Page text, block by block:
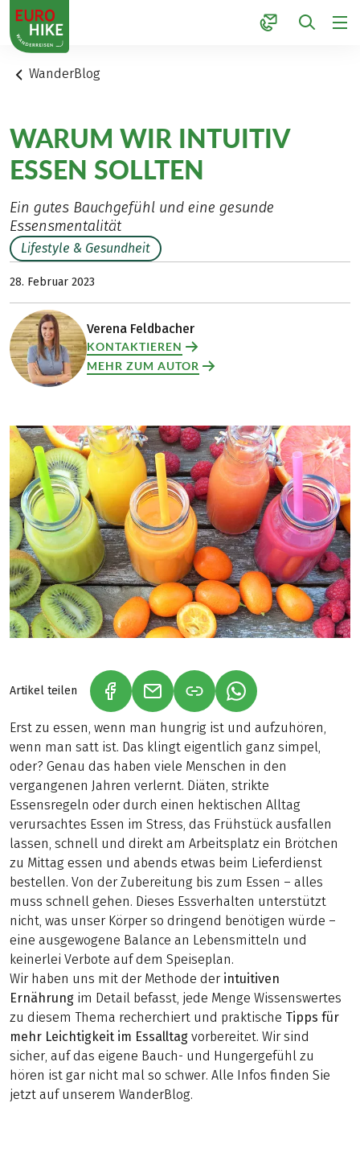
1
WanderBlog
WARUM WIR INTUITIV
ESSEN SOLLTEN
Ein gutes Bauchgefühl und eine gesunde
Essensmentalität
Lifestyle & Gesundheit
28. Februar 2023
Verena Feldbacher
KONTAKTIEREN
MEHR ZUM AUTOR
Artikel teilen (LINK ÖFFNET IN NEUEM TAB)
(LINK ÖFFNET IN NEUEM TAB)
(LINK ÖFFNET IN
Erst zu essen, wenn man hungrig ist und aufzuhören,
wenn man satt ist. Das klingt eigentlich ganz simpel,
oder? Genau das haben viele Menschen in den
vergangenen Jahren verlernt. Diäten, strikte
Essensregeln oder durch einen hektischen Alltag
verursachtes Essen im Stress, das Frühstück ausfallen
lassen, schnell und direkt am Arbeitsplatz ein Brötchen
zu Mittag essen und abends etwas beim Lieferdienst
bestellen. Von der Zubereitung bis zum Essen – alles
muss schnell gehen. Dieses Essverhalten unterstützt
nicht, was unser Körper so dringend benötigen würde –
eine ausgewogene Balance an Lebensmitteln und
keinerlei Verbote auf dem Speiseplan.
Wir haben uns mit der Methode der intuitiven
Ernährung im Detail befasst, jede Menge Wissenswertes
zu diesem Thema recherchiert und praktische Tipps für
mehr Leichtigkeit im Essalltag vorbereitet. Wir sind
sicher, auf das eigene Bauch- und Hungergefühl zu
hören ist gar nicht mal so schwer. Alle Infos finden Sie
jetzt auf unserem WanderBlog.